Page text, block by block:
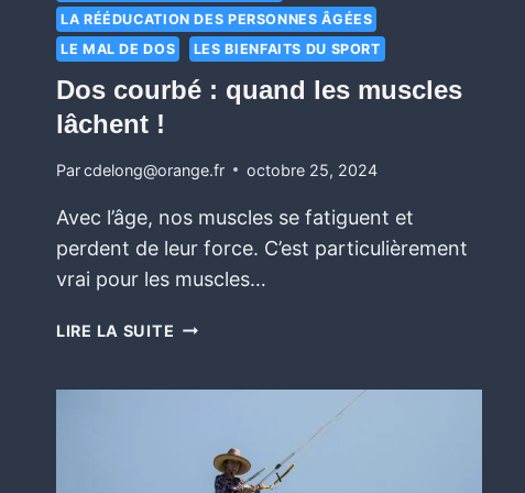
LA RÉÉDUCATION DES PERSONNES ÂGÉES
LE MAL DE DOS
LES BIENFAITS DU SPORT
Dos courbé : quand les muscles
lâchent !
Parcdelong@orange.fr octobre 25, 2024
Avec l’âge, nos muscles se fatiguent et
perdent de leur force. C’est particulièrement
vrai pour les muscles…
LIRE LA SUITE